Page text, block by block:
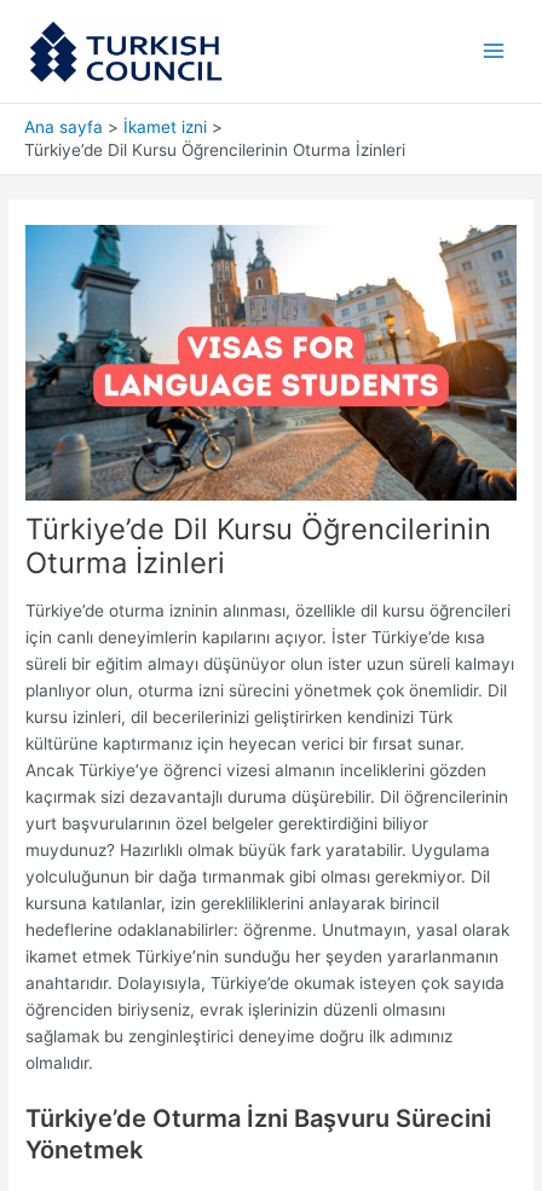
Ana sayfa
İkamet izni
Türkiye’de Dil Kursu Öğrencilerinin Oturma İzinleri
Türkiye’de Dil Kursu Öğrencilerinin
Oturma İzinleri
Türkiye’de oturma izninin alınması, özellikle dil kursu öğrencileri
için canlı deneyimlerin kapılarını açıyor. İster Türkiye’de kısa
süreli bir eğitim almayı düşünüyor olun ister uzun süreli kalmayı
planlıyor olun, oturma izni sürecini yönetmek çok önemlidir. Dil
kursu izinleri, dil becerilerinizi geliştirirken kendinizi Türk
kültürüne kaptırmanız için heyecan verici bir fırsat sunar.
Ancak Türkiye’ye öğrenci vizesi almanın inceliklerini gözden
kaçırmak sizi dezavantajlı duruma düşürebilir. Dil öğrencilerinin
yurt başvurularının özel belgeler gerektirdiğini biliyor
muydunuz? Hazırlıklı olmak büyük fark yaratabilir. Uygulama
yolculuğunun bir dağa tırmanmak gibi olması gerekmiyor. Dil
kursuna katılanlar, izin gerekliliklerini anlayarak birincil
hedeflerine odaklanabilirler: öğrenme. Unutmayın, yasal olarak
ikamet etmek Türkiye’nin sunduğu her şeyden yararlanmanın
anahtarıdır. Dolayısıyla, Türkiye’de okumak isteyen çok sayıda
öğrenciden biriyseniz, evrak işlerinizin düzenli olmasını
sağlamak bu zenginleştirici deneyime doğru ilk adımınız
olmalıdır.
Türkiye’de Oturma İzni Başvuru Sürecini
Yönetmek